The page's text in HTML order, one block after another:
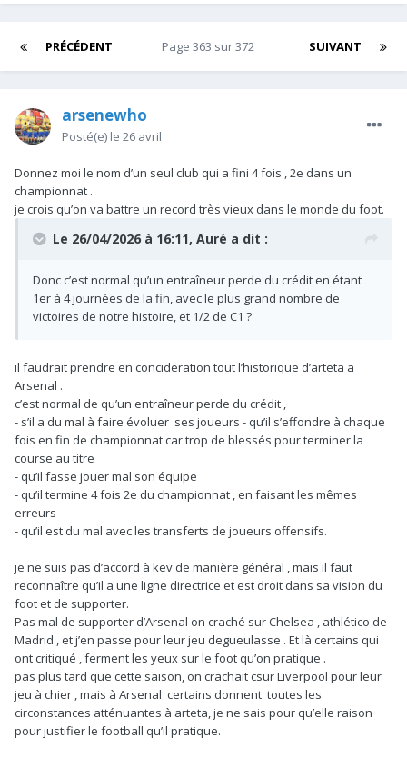
PRÉCÉDENT SUIVANT
Page 363 sur 372
arsenewho
Posté(e) le 26 avril
Donnez moi le nom d’un seul club qui a fini 4 fois , 2e dans un
championnat .
je crois qu’on va battre un record très vieux dans le monde du foot.
Le 26/04/2026 à 16:11, Auré a dit :
Donc c’est normal qu’un entraîneur perde du crédit en étant
1er à 4 journées de la fin, avec le plus grand nombre de
victoires de notre histoire, et 1/2 de C1 ?
il faudrait prendre en concideration tout l’historique d’arteta a
Arsenal .
c’est normal de qu’un entraîneur perde du crédit ,
- s’il a du mal à faire évoluer ses joueurs - qu’il s’effondre à chaque
fois en fin de championnat car trop de blessés pour terminer la
course au titre
- qu’il fasse jouer mal son équipe
- qu’il termine 4 fois 2e du championnat , en faisant les mêmes
erreurs
- qu’il est du mal avec les transferts de joueurs offensifs.
je ne suis pas d’accord à kev de manière général , mais il faut
reconnaître qu’il a une ligne directrice et est droit dans sa vision du
foot et de supporter.
Pas mal de supporter d’Arsenal on craché sur Chelsea , athlético de
Madrid , et j’en passe pour leur jeu degueulasse . Et là certains qui
ont critiqué , ferment les yeux sur le foot qu’on pratique .
pas plus tard que cette saison, on crachait csur Liverpool pour leur
jeu à chier , mais à Arsenal certains donnent toutes les
circonstances atténuantes à arteta, je ne sais pour qu’elle raison
pour justifier le football qu’il pratique.